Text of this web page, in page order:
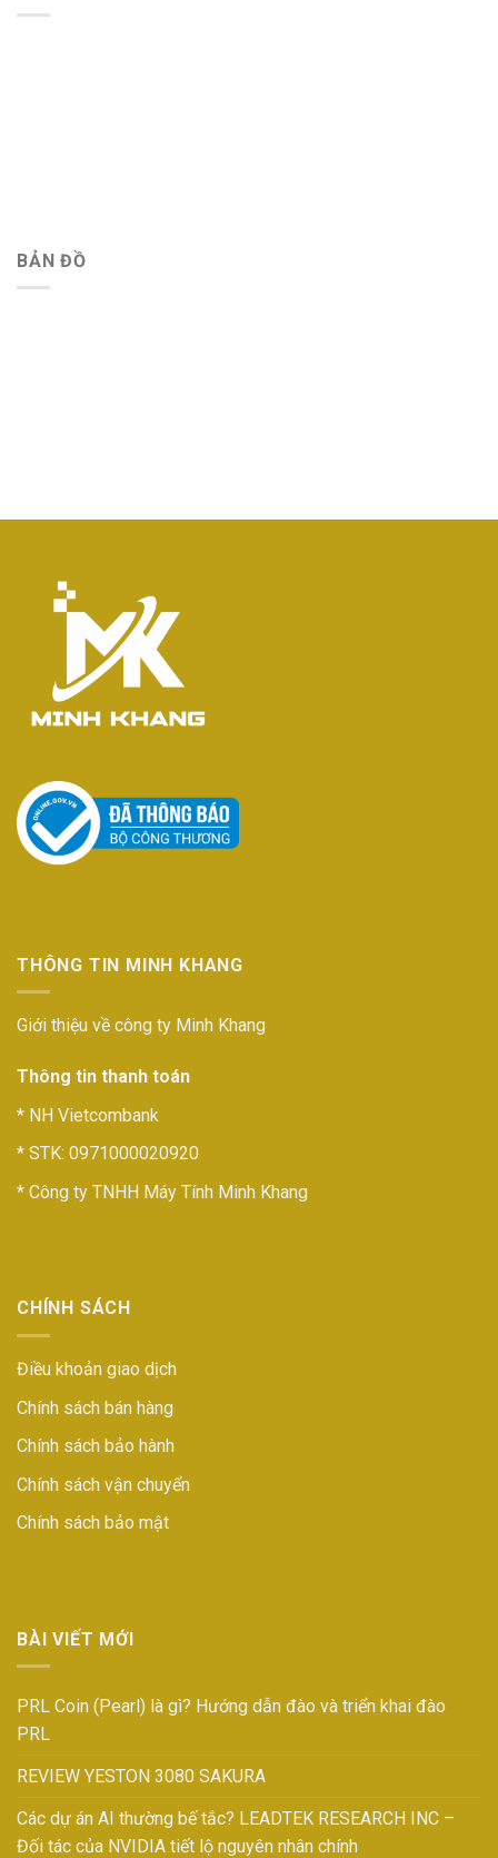
BẢN ĐỒ
THÔNG TIN MINH KHANG
Giới thiệu về công ty Minh Khang
Thông tin thanh toán
* NH Vietcombank
* STK: 0971000020920
* Công ty TNHH Máy Tính Minh Khang
CHÍNH SÁCH
Điều khoản giao dịch
Chính sách bán hàng
Chính sách bảo hành
Chính sách vận chuyển
Chính sách bảo mật
BÀI VIẾT MỚI
PRL Coin (Pearl) là gì? Hướng dẫn đào và triển khai đào
PRL
REVIEW YESTON 3080 SAKURA
Các dự án AI thường bế tắc? LEADTEK RESEARCH INC –
Đối tác của NVIDIA tiết lộ nguyên nhân chính